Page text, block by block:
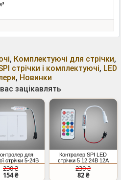
, Комплектуючі для стрічки,
стрічки і комплектуючі, LED
, Новинки
зацікавлять
для
стрічки 5-24В
білий
230 ₴
154 ₴
Контролер SPI LED
стрічки 5 12 24В 12А
288Вт
230 ₴
82 ₴